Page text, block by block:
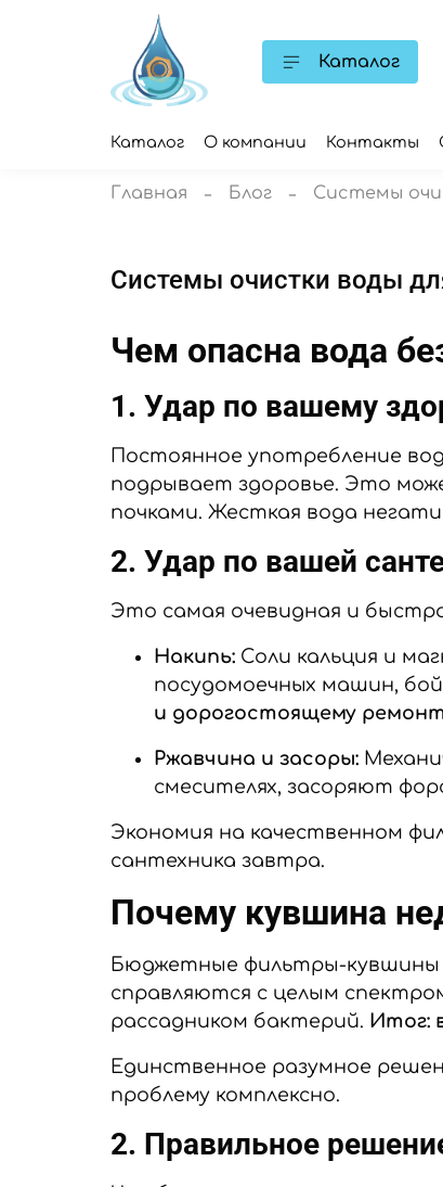
Каталог
Каталог О компании Контакты
Главная Блог Системы
Системы очистки воды
Чем опасна вода
1. Удар по вашему
Постоянное употребление
подрывает здоровье. Это
почками. Жесткая вода
2. Удар по вашей
Это самая очевидная и
Накипь: Соли кальция и
посудомоечных машин,
и дорогостоящему
Ржавчина и засоры:
смесителях, засоряют
Экономия на качественном
сантехника завтра.
Почему кувшина
Бюджетные фильтры-кувшины
справляются с целым
рассадником бактерий. Итог:
Единственное разумное
проблему комплексно.
2. Правильное